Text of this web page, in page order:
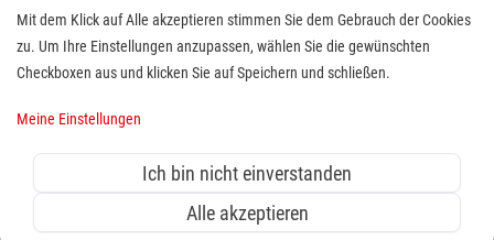
(m/w/d)
Standort(e):Butzbach
Du bist Retter/in aus Leidenschaft und Retten ist für
Dich Teamsport?
Mit dem Klick auf Alle akzeptieren stimmen Sie dem Gebrauch der Cookies
zu. Um Ihre Einstellungen anzupassen, wählen Sie die gewünschten
Checkboxen aus und klicken Sie auf Speichern und schließen.
Meine Einstellungen
Ich bin nicht einverstanden
Alle akzeptieren